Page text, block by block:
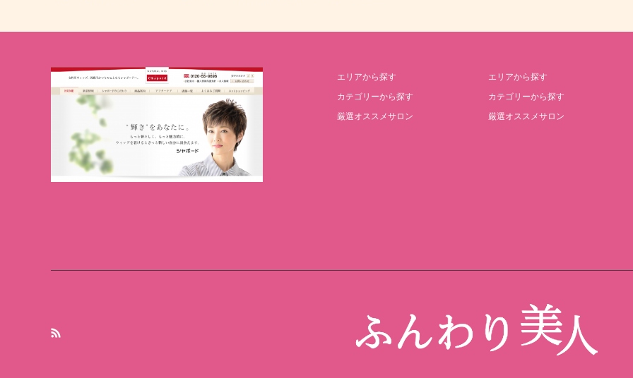
エリアから探す
カテゴリーから探す
厳選オススメサロン
エリアから探す
カテゴリーから探す
厳選オススメサロン